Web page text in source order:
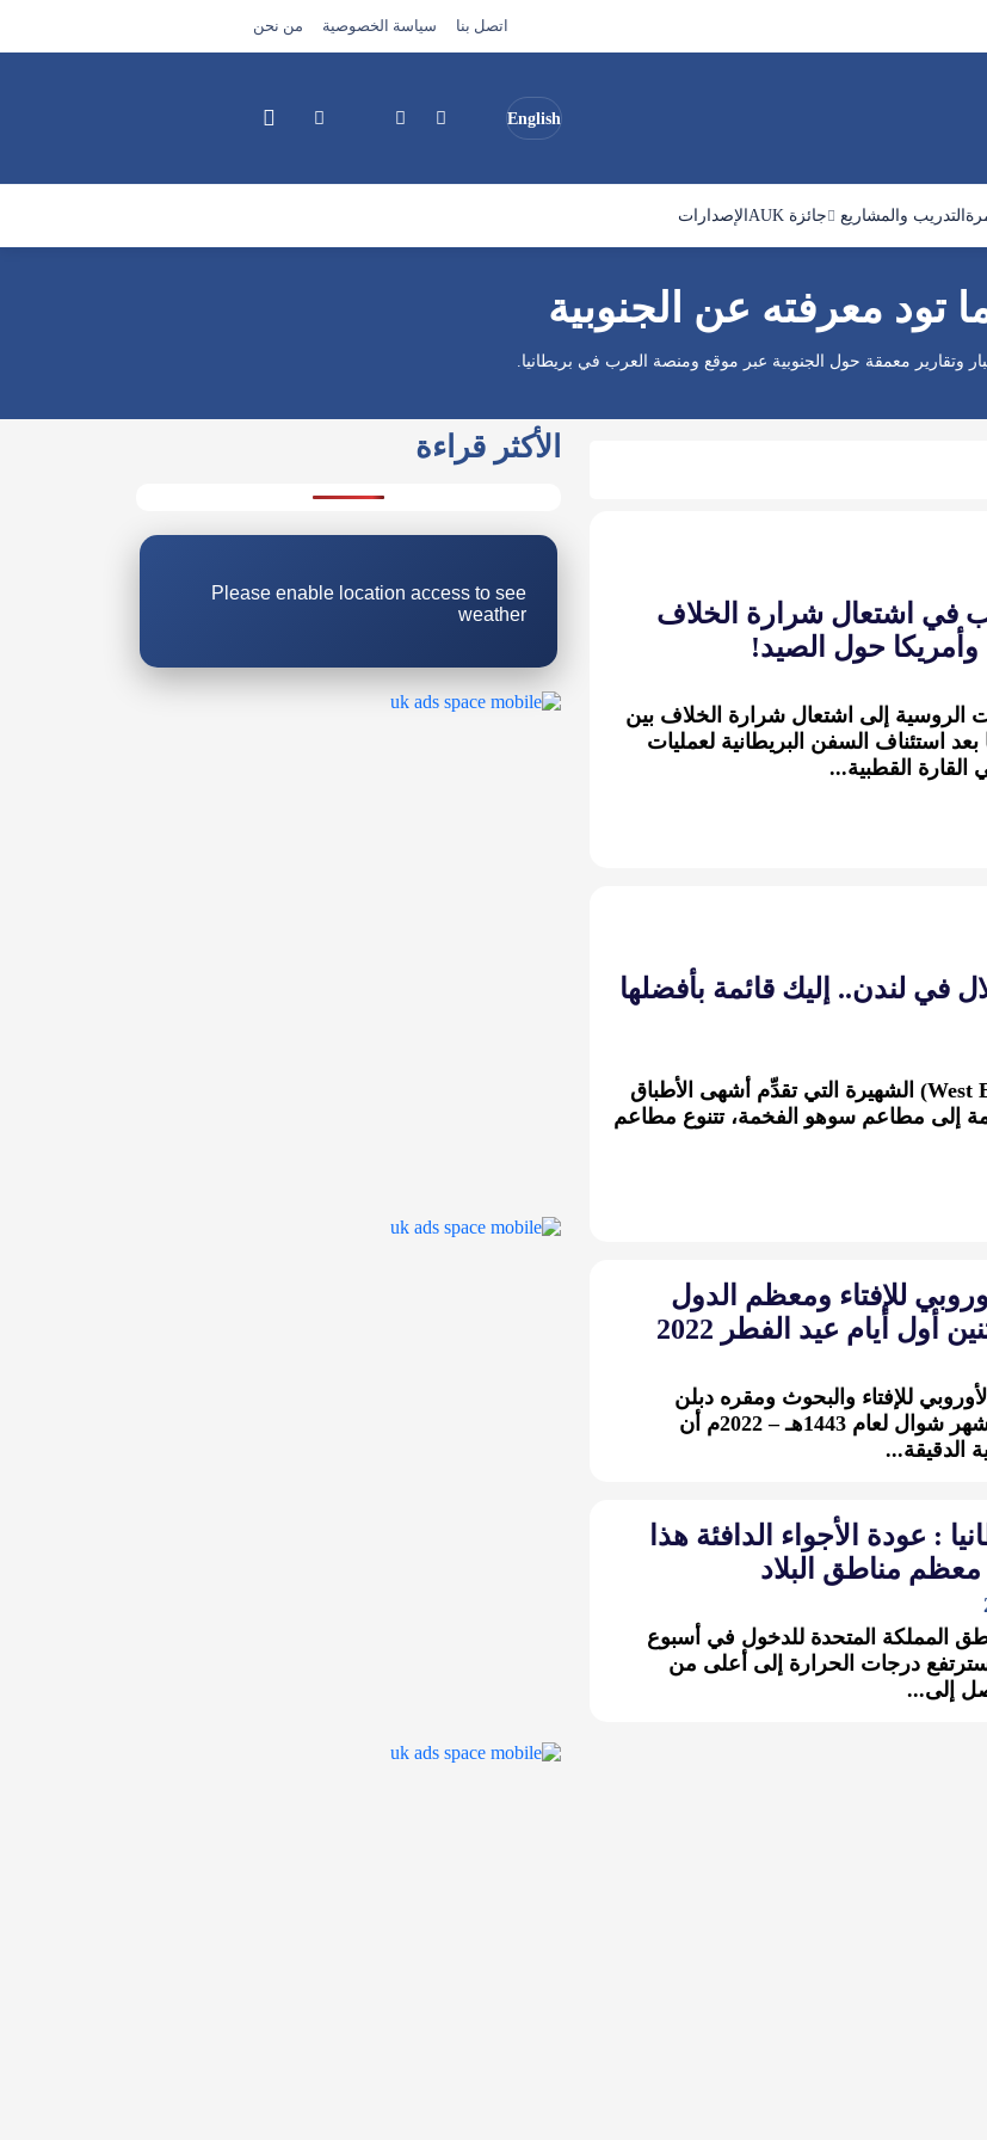
اتصل بنا سياسة الخصوصية من نحن
English
التدريب والمشاريع جائزة AUK الإصدارات
تود معرفته عن الجنوبية
وتقارير معمقة حول الجنوبية عبر موقع ومنصة العرب في بريطانيا.
في اشتعال شرارة الخلاف
وأمريكا حول الصيد!
الروسية إلى اشتعال شرارة الخلاف بين
بعد استئناف السفن البريطانية لعمليات
القطبية...
في لندن.. إليك قائمة بأفضلها
من مطابخ (West End) الشهيرة التي تقدِّم أشهى الأطباق
إلى مطاعم سوهو الفخمة، تتنوع مطاعم
للإفتاء ومعظم الدول
أول أيام عيد الفطر 2022
للإفتاء والبحوث ومقره دبلن
بالنسبة لـ هلال شهر شوال لعام 1443هـ – 2022م أن
الدقيقة...
: عودة الأجواء الدافئة هذا
معظم مناطق البلاد
المملكة المتحدة للدخول في أسبوع
درجات الحرارة إلى أعلى من
إلى...
الأكثر قراءة
Please enable location access to see
weather